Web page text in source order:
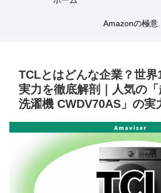
Amazonの極意
TCLとはどんな企業？世
実力を徹底解剖｜人気の
洗濯機 CWDV70AS」の実